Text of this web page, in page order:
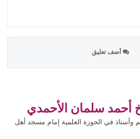
أضف تعليق
أحمد سلمان الأحمدي
وأستاذ في الحوزة العلمية إمام مسجد أهل